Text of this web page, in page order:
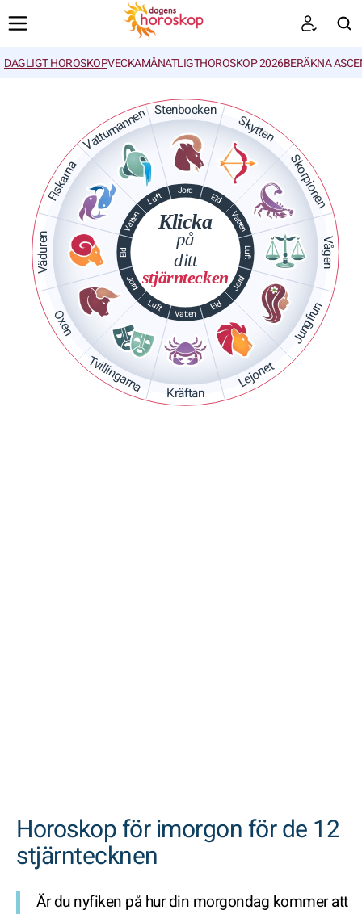
DAGLIGT HOROSKOPVECKAMÅNATLIGTHOROSKOP 2026BERÄKNA
Horoskop för imorgon för de 12
stjärntecknen
Är du nyfiken på hur din morgondag kommer att
Väduren
Oxen
Tvillingarna Kräftan
Lejonet
Jungfrun
Vågen
Skorpionen
Skytten
Stenbocken
Vattumannen
Fiskarna
Eld
Jord
Luft Vatten
Eld
Jord
Luft
Vatten
Eld
Jord
Luft
Vatten Klicka
på
ditt
stjärntecken